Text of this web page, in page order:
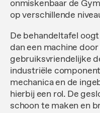
onmiskenbaar de
op verschillende
De behandeltafel
dan een machine
gebruiksvriendelijke
industriële
mechanica en de
hierbij een rol. De
schoon te maken en